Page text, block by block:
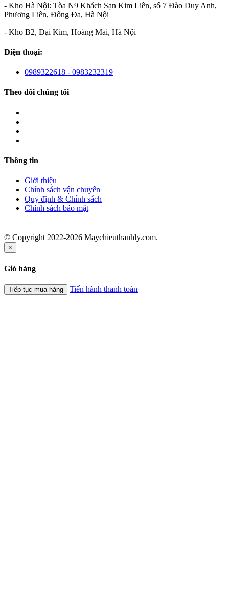
- Kho Hà Nội: Tòa N9 Khách Sạn Kim Liên, số 7 Đào Duy Anh,
Phương Liên, Đống Đa, Hà Nội
- Kho B2, Đại Kim, Hoàng Mai, Hà Nội
Điện thoại:
0989322618 - 0983232319
Theo dõi chúng tôi
Thông tin
Giới thiệu
Chính sách vận chuyển
Quy định & Chính sách
Chính sách bảo mật
© Copyright 2022-2026 Maychieuthanhly.com.
×
Giỏ hàng
Tiếp tục mua hàng Tiến hành thanh toán